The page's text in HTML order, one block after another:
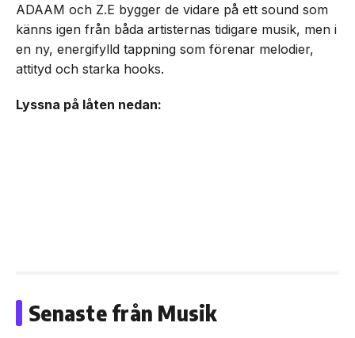
ADAAM och Z.E bygger de vidare på ett sound som
känns igen från båda artisternas tidigare musik, men i
en ny, energifylld tappning som förenar melodier,
attityd och starka hooks.
Lyssna på låten nedan:
Senaste från Musik